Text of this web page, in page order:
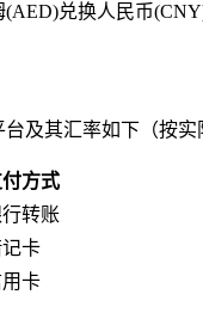
兑换人民币
及其汇率如下（按实
方式
转账
卡
卡